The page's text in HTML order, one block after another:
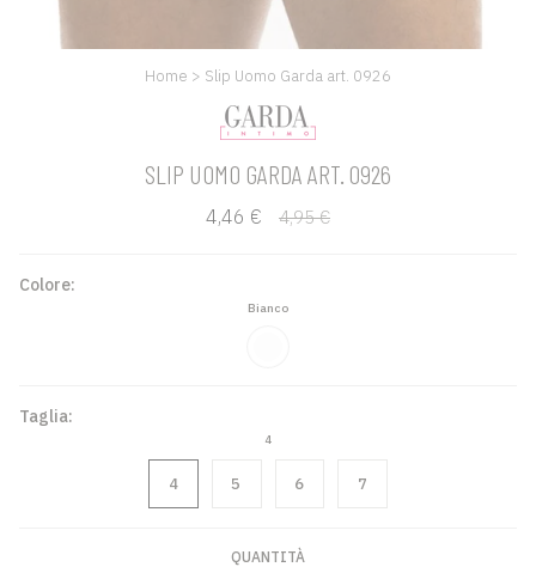
Home > Slip Uomo Garda art. 0926
SLIP UOMO GARDA ART. 0926
4,46 €
Prezzo
4,95 €
Colore:
Bianco
Taglia:
4
4 5 6 7
QUANTITÀ